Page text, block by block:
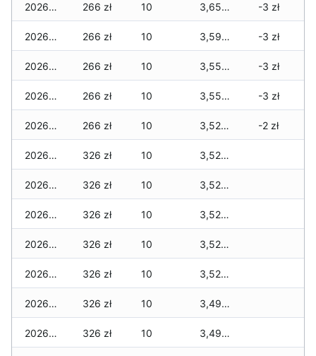
2026-01-30 266 zł 10 3,655 zł -3 zł
2026-01-29 266 zł 10 3,595 zł -3 zł
2026-01-28 266 zł 10 3,552 zł -3 zł
2026-01-27 266 zł 10 3,552 zł -3 zł
2026-01-26 266 zł 10 3,522 zł -2 zł
2026-01-25 326 zł 10 3,522 zł
2026-01-24 326 zł 10 3,522 zł
2026-01-23 326 zł 10 3,522 zł
2026-01-22 326 zł 10 3,522 zł
2026-01-21 326 zł 10 3,522 zł
2026-01-20 326 zł 10 3,492 zł
2026-01-19 326 zł 10 3,492 zł